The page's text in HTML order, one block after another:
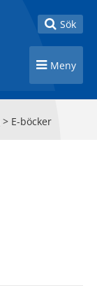
Toggle
Sök
Toggle
Meny
> E-böcker